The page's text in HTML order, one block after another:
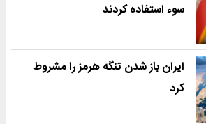
سوء استفاده کردند
ایران باز شدن تنگه هرمز را مشروط
کرد